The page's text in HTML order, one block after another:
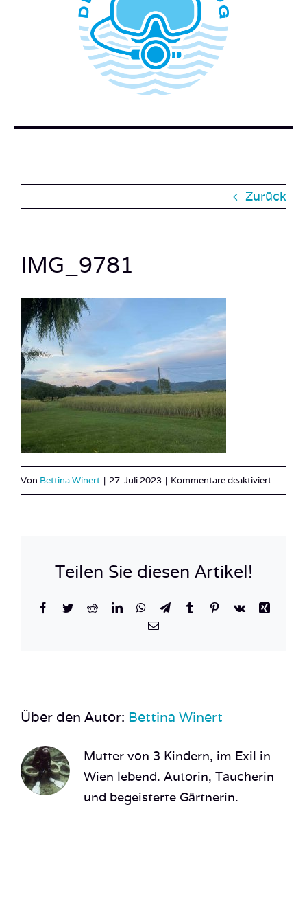
WER STECKT HINTER DEM TAUCHERBLOG?
BUCH BESTELLEN
Zurück
IMG_9781
Von Bettina Winert | 27. Juli 2023 | Kommentare deaktiviertfür
Teilen Sie diesen Artikel!
Facebook
TwitterRedditLinkedInWhatsApp
TelegramTumblrPinterest
Vk
Xing
E-
Über den Autor: Bettina Winert
Mutter von 3 Kindern, im Exil in
Wien lebend. Autorin, Taucherin
und begeisterte Gärtnerin.